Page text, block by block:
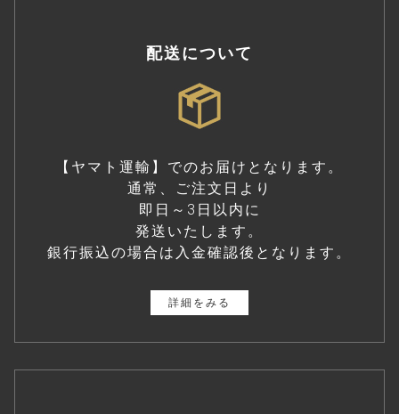
配送について
【ヤマト運輸】でのお届けとなります。
通常、ご注文日より
即日～3日以内に
発送いたします。
銀行振込の場合は入金確認後となります。
詳細をみる